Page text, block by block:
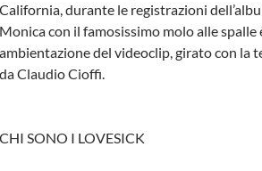
California, durante le registrazioni
Monica con il famosissimo molo alle
ambientazione del videoclip, girato con la
da Claudio Cioffi.
CHI SONO I LOVESICK